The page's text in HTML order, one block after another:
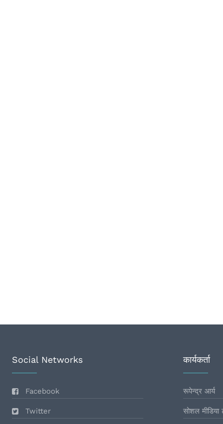
Social Networks
Facebook
Twitter
कार्यकर्ता
रूपेन्द्र आर्य
सोशल मीडिया